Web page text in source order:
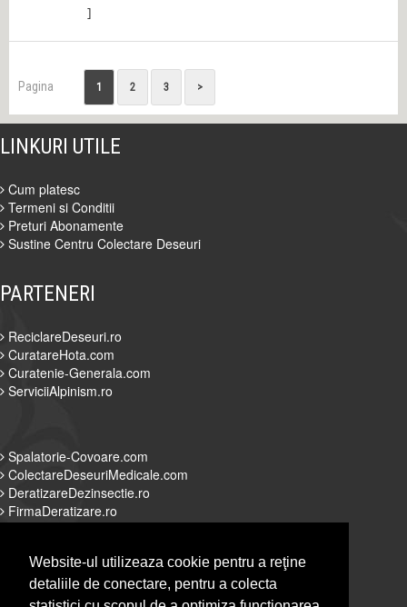
Website-ul utilizeaza cookie pentru a reţine
detaliile de conectare, pentru a colecta
]
Pagina 1 2 3 >
LINKURI UTILE
Cum platesc
Termeni si Conditii
Preturi Abonamente
Sustine Centru Colectare Deseuri
PARTENERI
ReciclareDeseuri.ro
CuratareHota.com
Curatenie-Generala.com
ServiciiAlpinism.ro
Spalatorie-Covoare.com
ColectareDeseuriMedicale.com
DeratizareDezinsectie.ro
FirmaDeratizare.ro
Alpinist-Utilitar.com